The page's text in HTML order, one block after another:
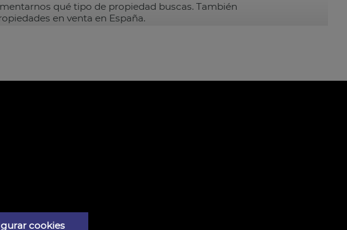
qué tipo de propiedad buscas. También
en venta en España.
cookies